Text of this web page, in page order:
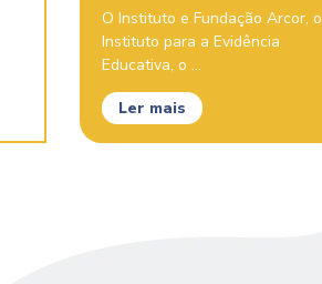
O Instituto e Fundação Arcor, o
Instituto para a Evidência
Educativa, o ...
Ler mais